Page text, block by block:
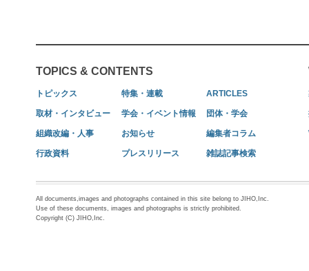
TOPICS & CONTENTS
トピックス 特集・連載 ARTICLES
取材・インタビュー 学会・イベント情報 団体・学会
組織改編・人事 お知らせ 編集者コラム
行政資料 プレスリリース 雑誌記事検索
All documents,images and photographs contained in this site belong to JIHO,Inc.
Use of these documents, images and photographs is strictly prohibited.
Copyright (C) JIHO,Inc.